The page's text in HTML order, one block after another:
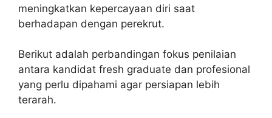
meningkatkan kepercayaan diri saat
berhadapan dengan perekrut.
Berikut adalah perbandingan fokus penilaian
antara kandidat fresh graduate dan profesional
yang perlu dipahami agar persiapan lebih
terarah.